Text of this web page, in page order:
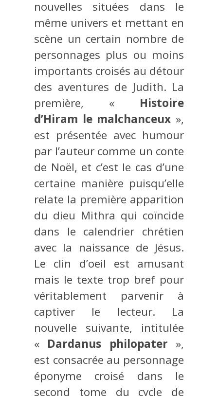
nouvelles situées dans le
même univers et mettant en
scène un certain nombre de
personnages plus ou moins
importants croisés au détour
des aventures de Judith. La
première, « Histoire
d’Hiram le malchanceux »,
est présentée avec humour
par l’auteur comme un conte
de Noël, et c’est le cas d’une
certaine manière puisqu’elle
relate la première apparition
du dieu Mithra qui coïncide
dans le calendrier chrétien
avec la naissance de Jésus.
Le clin d’oeil est amusant
mais le texte trop bref pour
véritablement parvenir à
captiver le lecteur. La
nouvelle suivante, intitulée
« Dardanus philopater »,
est consacrée au personnage
éponyme croisé dans le
second tome du cycle de